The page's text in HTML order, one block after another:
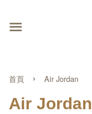
首頁 › Air Jordan
Air Jordan